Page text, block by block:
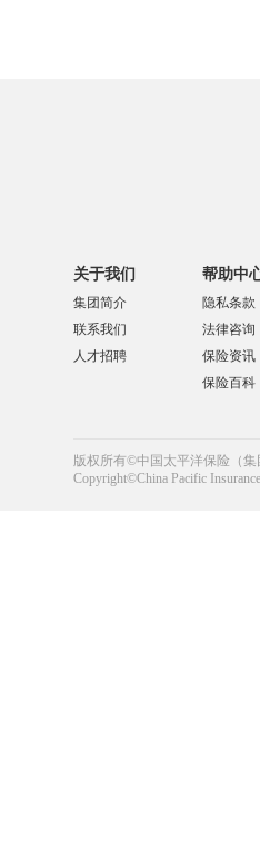
关于我们
集团简介
联系我们
人才招聘
帮助中
隐私条款
法律咨询
保险资讯
保险百科
版权所有©中国太平洋保险（集
Copyright©China Pacific